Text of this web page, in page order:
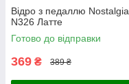
Відро з педаллю Nostalgia
N326 Латте
Готово до відправки
369 ₴ 389 ₴